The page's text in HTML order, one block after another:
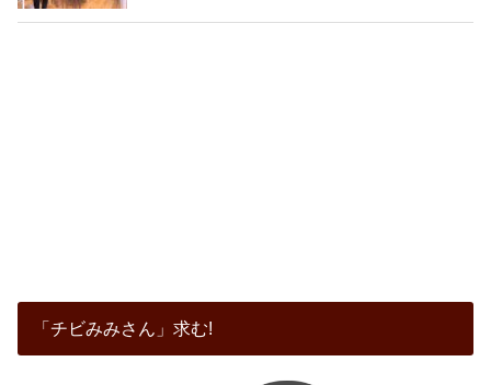
「チビみみさん」求む!